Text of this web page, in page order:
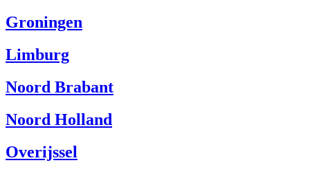
Groningen
Limburg
Noord Brabant
Noord Holland
Overijssel